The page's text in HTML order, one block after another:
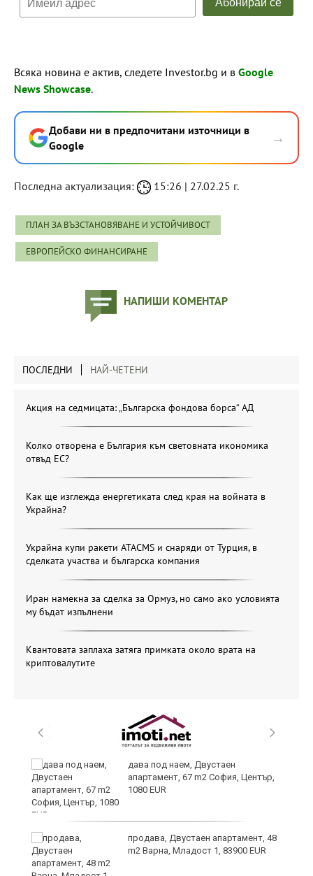
Всяка новина е актив, следете Investor.bg и в Google
News Showcase.
Добави ни в предпочитани източници в
Google
→
Последна актуализация: 15:26 | 27.02.25 г.
ПЛАН ЗА ВЪЗСТАНОВЯВАНЕ И УСТОЙЧИВОСТ
ЕВРОПЕЙСКО ФИНАНСИРАНЕ
НАПИШИ КОМЕНТАР
ПОСЛЕДНИ НАЙ-ЧЕТЕНИ
Акция на седмицата: „Българска фондова борса“ АД
Колко отворена е България към световната икономика
отвъд ЕС?
Как ще изглежда енергетиката след края на войната в
Украйна?
Украйна купи ракети ATACMS и снаряди от Турция, в
сделката участва и българска компания
Иран намекна за сделка за Ормуз, но само ако условията
му бъдат изпълнени
Квантовата заплаха затяга примката около врата на
криптовалутите
дава под наем, Двустаен
апартамент, 67 m2 София, Център,
1080 EUR
продава, Двустаен апартамент, 48
m2 Варна, Младост 1, 83900 EUR